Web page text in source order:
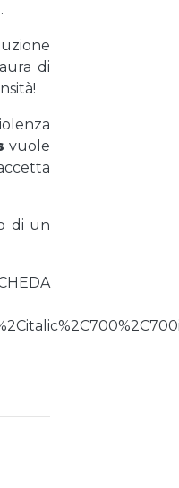
di
vuole
di un